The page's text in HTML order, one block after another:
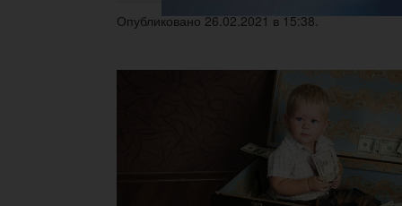
Опубликовано 26.02.2021 в 15:38.